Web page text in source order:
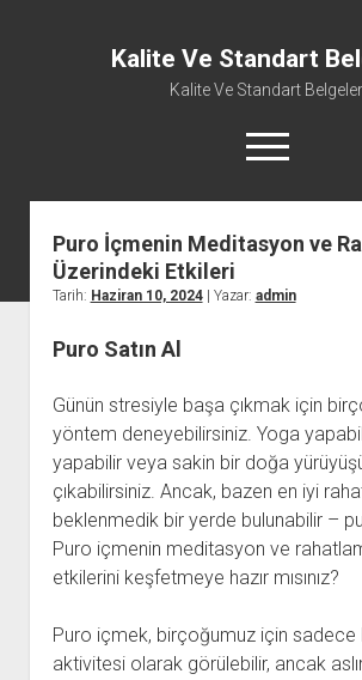
Kalite Ve Standart
Kalite Ve Standart
menüyü
aç
Puro İçmenin Meditasyon ve
Üzerindeki Etkileri
Tarih: Haziran 10, 2024| Yazar: admin
Puro Satın Al
Günün stresiyle başa çıkmak için
yöntem deneyebilirsiniz. Yoga
yapabilir veya sakin bir doğa
çıkabilirsiniz. Ancak, bazen en iyi
beklenmedik bir yerde bulunabilir –
Puro içmenin meditasyon ve
etkilerini keşfetmeye hazır mısınız?
Puro içmek, birçoğumuz için sadece
aktivitesi olarak görülebilir, ancak